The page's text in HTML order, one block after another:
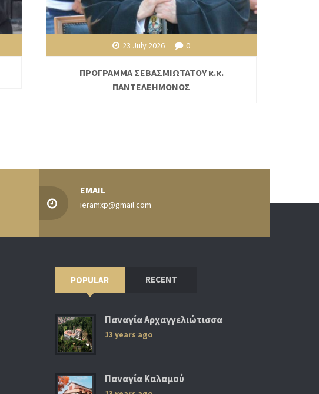
23 July 2026 0
ΠΡΟΓΡΑΜΜΑ ΣΕΒΑΣΜΙΩΤΑΤΟΥ κ.κ.
ΠΑΝΤΕΛΕΗΜΟΝΟΣ
EMAIL
ieramxp@gmail.com
POPULAR RECENT
Παναγία Αρχαγγελιώτισσα
13 years ago
Παναγία Καλαμού